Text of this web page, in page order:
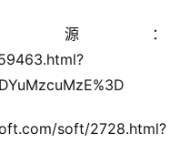
源：
soft/2728.html?